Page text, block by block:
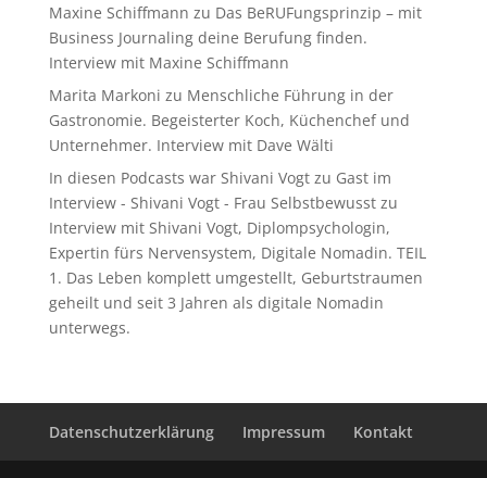
Maxine Schiffmann zu Das BeRUFungsprinzip – mit
Business Journaling deine Berufung finden.
Interview mit Maxine Schiffmann
Marita Markoni zu Menschliche Führung in der
Gastronomie. Begeisterter Koch, Küchenchef und
Unternehmer. Interview mit Dave Wälti
In diesen Podcasts war Shivani Vogt zu Gast im
Interview - Shivani Vogt - Frau Selbstbewusstzu
Interview mit Shivani Vogt, Diplompsychologin,
Expertin fürs Nervensystem, Digitale Nomadin. TEIL
1. Das Leben komplett umgestellt, Geburtstraumen
geheilt und seit 3 Jahren als digitale Nomadin
unterwegs.
Datenschutzerklärung Impressum Kontakt